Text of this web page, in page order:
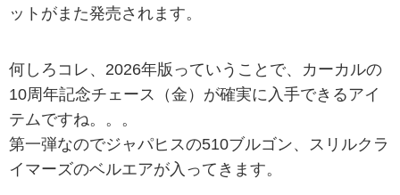
ットがまた発売されます。
何しろコレ、2026年版っていうことで、カーカルの
10周年記念チェース（金）が確実に入手できるアイ
テムですね。。。
第一弾なのでジャパヒスの510ブルゴン、スリルクラ
イマーズのベルエアが入ってきます。